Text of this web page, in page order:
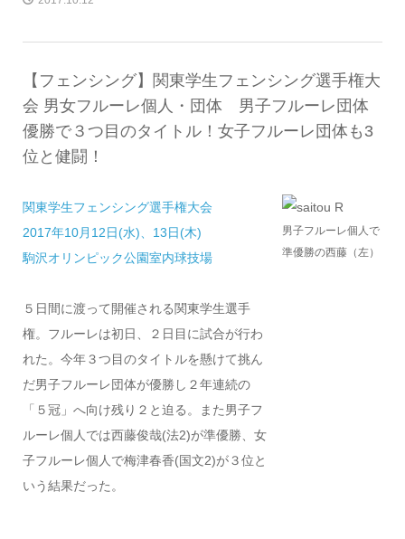
【フェンシング】関東学生フェンシング選手権大
会 男女フルーレ個人・団体 男子フルーレ団体
優勝で３つ目のタイトル！女子フルーレ団体も3
位と健闘！
関東学生フェンシング選手権大会
2017年10月12日(水)、13日(木)
駒沢オリンピック公園室内球技場
５日間に渡って開催される関東学生選手
権。フルーレは初日、２日目に試合が行わ
れた。今年３つ目のタイトルを懸けて挑ん
だ男子フルーレ団体が優勝し２年連続の
「５冠」へ向け残り２と迫る。また男子フ
ルーレ個人では西藤俊哉(法2)が準優勝、女
子フルーレ個人で梅津春香(国文2)が３位と
いう結果だった。
男子フルーレ個人で
準優勝の西藤（左）